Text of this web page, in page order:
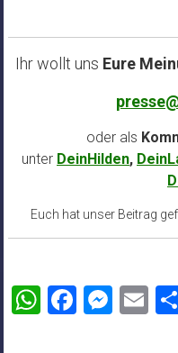
Ihr wollt uns Eure
oder als
unter DeinHilden,
Euch hat unser Beitrag
WhatsApp